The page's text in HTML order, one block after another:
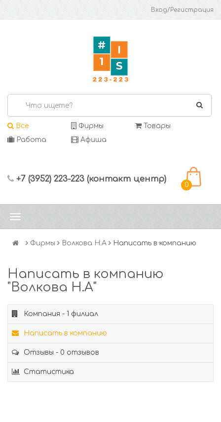
Вход/Регистрация
Все Фирмы
Товары
Работа
Афиша
+7 (3952) 223-223 (контакт центр)
0
Фирмы Волкова Н.А Написать в компанию
Написать в компанию
"Волкова Н.А"
Компания - 1 филиал
Написать в компанию
Отзывы - 0 отзывов
Статистика